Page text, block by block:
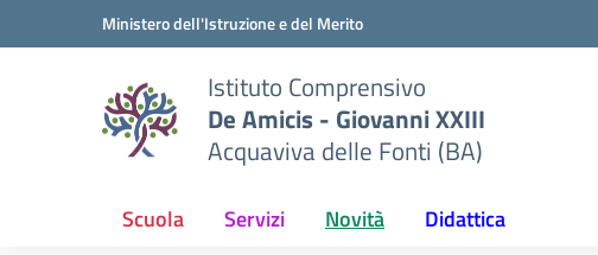
Vai ai contenuti
Vai al menu di navigazioneMinistero dell'Istruzione e del Merito
Istituto Comprensivo
De Amicis - Giovanni XXIII
Acquaviva delle Fonti (BA)
Scuola Servizi Novità Didattica